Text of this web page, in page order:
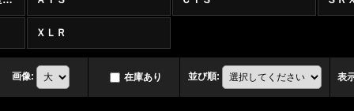
ＸＬＲ
画像: 在庫あり 並び順: 表